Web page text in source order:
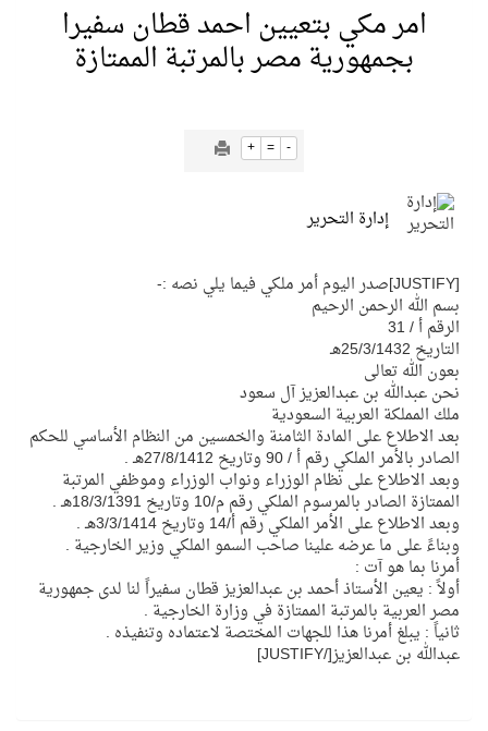
امر مكي بتعيين احمد قطان سفيرا
بجمهورية مصر بالمرتبة الممتازة
+ = -
إدارة التحرير
[JUSTIFY]صدر اليوم أمر ملكي فيما يلي نصه :-
بسم الله الرحمن الرحيم
الرقم أ / 31
التاريخ 25/3/1432هـ
بعون الله تعالى
نحن عبدالله بن عبدالعزيز آل سعود
ملك المملكة العربية السعودية
بعد الاطلاع على المادة الثامنة والخمسين من النظام الأساسي للحكم
الصادر بالأمر الملكي رقم أ / 90 وتاريخ 27/8/1412هـ .
وبعد الاطلاع على نظام الوزراء ونواب الوزراء وموظفي المرتبة
الممتازة الصادر بالمرسوم الملكي رقم م/10 وتاريخ 18/3/1391هـ .
وبعد الاطلاع على الأمر الملكي رقم أ/14 وتاريخ 3/3/1414هـ .
وبناءً على ما عرضه علينا صاحب السمو الملكي وزير الخارجية .
أمرنا بما هو آت :
أولاً : يعين الأستاذ أحمد بن عبدالعزيز قطان سفيراً لنا لدى جمهورية
مصر العربية بالمرتبة الممتازة في وزارة الخارجية .
ثانياً : يبلغ أمرنا هذا للجهات المختصة لاعتماده وتنفيذه .
عبدالله بن عبدالعزيز[/JUSTIFY]